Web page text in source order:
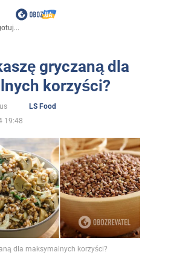
gryczaną dla
korzyści?
LS Food
19:48
dla maksymalnych korzyści?